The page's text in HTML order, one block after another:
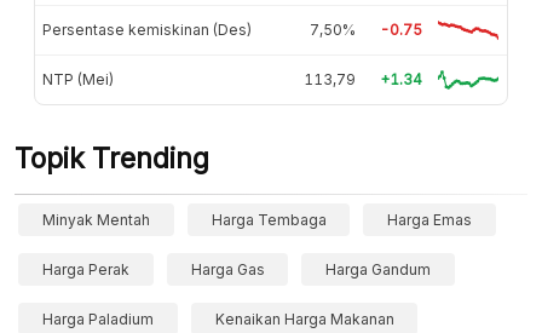
Persentase kemiskinan (Des) 7,50% -0.75
NTP (Mei) 113,79 +1.34
Topik Trending
Minyak Mentah Harga Tembaga Harga Emas
Harga Perak Harga Gas Harga Gandum
Harga Paladium Kenaikan Harga Makanan